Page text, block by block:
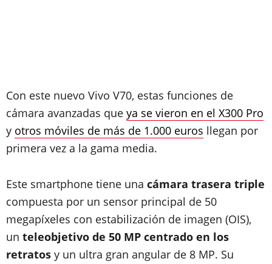
Con este nuevo Vivo V70, estas funciones de
cámara avanzadas que ya se vieron en el X300 Pro
y otros móviles de más de 1.000 euros llegan por
primera vez a la gama media.
Este smartphone tiene una cámara trasera triple
compuesta por un sensor principal de 50
megapíxeles con estabilización de imagen (OIS),
un teleobjetivo de 50 MP centrado en los
retratos y un ultra gran angular de 8 MP. Su